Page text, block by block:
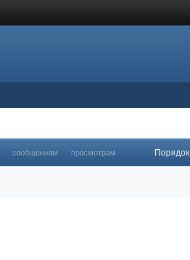
сообщениям просмотрам Порядок